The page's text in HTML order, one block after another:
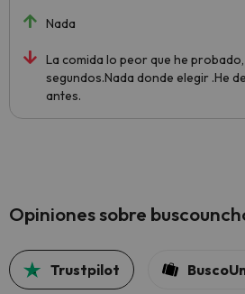
Nada
La comida lo peor que he
segundos.Nada donde elegir .He
antes.
Opiniones sobre
Trustpilot